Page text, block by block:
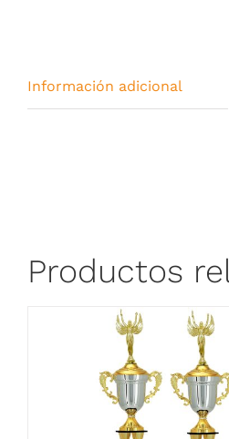
Información adicional
Productos